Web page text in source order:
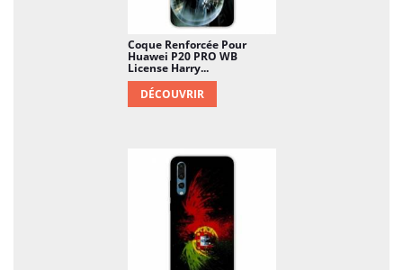
Coque Renforcée Pour
Huawei P20 PRO WB
License Harry...
DÉCOUVRIR